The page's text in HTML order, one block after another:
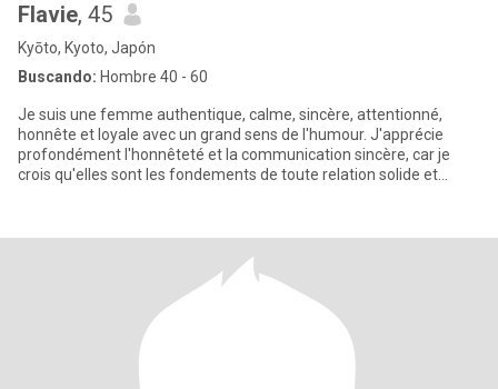
Flavie, 45
Kyōto, Kyoto, Japón
Buscando: Hombre 40 - 60
Je suis une femme authentique, calme, sincère, attentionné,
honnête et loyale avec un grand sens de l'humour. J'apprécie
profondément l'honnêteté et la communication sincère, car je
crois qu'elles sont les fondements de toute relation solide et